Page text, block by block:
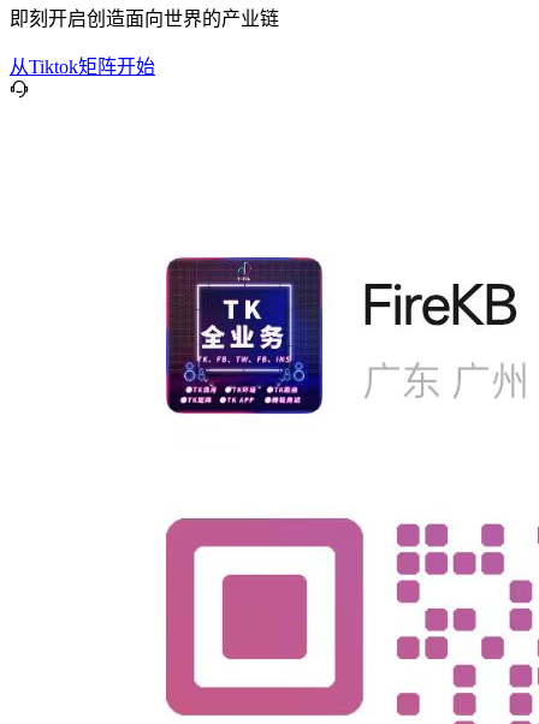
即刻开启创造面向世界的产业链
从Tiktok矩阵开始